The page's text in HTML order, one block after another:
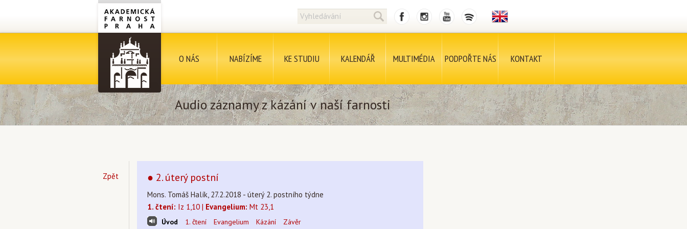
O NÁS NABÍZÍME KE STUDIU KALENDÁŘ MULTIMÉDIA PODPOŘTE NÁS KONTAKT
Audio záznamy z kázání v naší farnosti
Zpět ● 2. úterý postní
Mons. Tomáš Halík, 27.2.2018 - úterý 2. postního týdne
1. čtení: Iz 1,10 | Evangelium: Mt 23,1
Úvod 1. čtení Evangelium Kázání Závěr